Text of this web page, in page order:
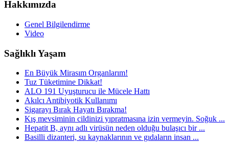
Hakkımızda
Genel Bilgilendirme
Video
Sağlıklı Yaşam
En Büyük Mirasım Organlarım!
Tuz Tüketimine Dikkat!
ALO 191 Uyuşturucu ile Mücele Hattı
Akılcı Antibiyotik Kullanımı
Sigarayı Bırak Hayatı Bırakma!
Kış mevsiminin cildinizi yıpratmasına izin vermeyin. Soğuk ...
Hepatit B, aynı adlı virüsün neden olduğu bulaşıcı bir ...
Basilli dizanteri, su kaynaklarının ve gıdaların insan ...